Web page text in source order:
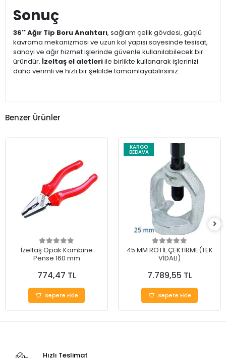
Sonuç
36'' Ağır Tip Boru Anahtarı, sağlam çelik gövdesi, güçlü
kavrama mekanizması ve uzun kol yapısı sayesinde tesisat,
sanayi ve ağır hizmet işlerinde güvenle kullanılabilecek bir
üründür. İzeltaş el aletleriile birlikte kullanarak işlerinizi
daha verimli ve hızlı bir şekilde tamamlayabilirsiniz.
Benzer Ürünler
İzeltaş Opak Kombine
Pense 160 mm
774,47 TL
Sepete Ekle
KARGO
BEDAVA
45 MM ROTİL ÇEKTİRME(TEK
VİDALI)
7.789,55 TL
Sepete Ekle
Hızlı Teslimat